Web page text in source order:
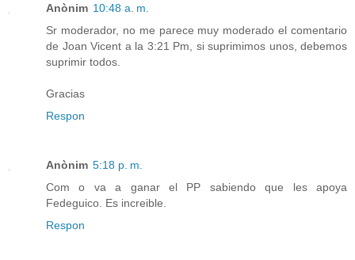
Anònim 10:48 a. m.
Sr moderador, no me parece muy moderado el comentario
de Joan Vicent a la 3:21 Pm, si suprimimos unos, debemos
suprimir todos.
Gracias
Respon
Anònim 5:18 p. m.
Com o va a ganar el PP sabiendo que les apoya
Fedeguico. Es increible.
Respon